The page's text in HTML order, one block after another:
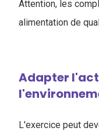
Attention, les
alimentation de
Adapter
L'exercice peut